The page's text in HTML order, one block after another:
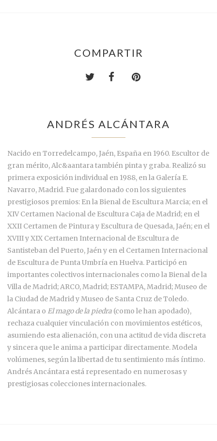
COMPARTIR
ANDRÉS ALCÁNTARA
Nacido en Torredelcampo, Jaén, España en 1960. Escultor de
gran mérito, Alc&aantara también pinta y graba. Realizó su
primera exposición individual en 1988, en la Galería E.
Navarro, Madrid. Fue galardonado con los siguientes
prestigiosos premios: En la Bienal de Escultura Marcia; en el
XIV Certamen Nacional de Escultura Caja de Madrid; en el
XXII Certamen de Pintura y Escultura de Quesada, Jaén; en el
XVIII y XIX Certamen Internacional de Escultura de
Santisteban del Puerto, Jaén y en el Certamen Internacional
de Escultura de Punta Umbría en Huelva. Participó en
importantes colectivos internacionales como la Bienal de la
Villa de Madrid; ARCO, Madrid; ESTAMPA, Madrid; Museo de
la Ciudad de Madrid y Museo de Santa Cruz de Toledo.
Alcántara o El mago de la piedra (como le han apodado),
rechaza cualquier vinculación con movimientos estéticos,
asumiendo esta alienación, con una actitud de vida discreta
y sincera que le anima a participar directamente. Modela
volúmenes, según la libertad de tu sentimiento más íntimo.
Andrés Ancántara está representado en numerosas y
prestigiosas colecciones internacionales.